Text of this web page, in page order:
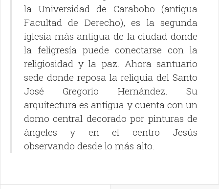
la Universidad de Carabobo (antigua
Facultad de Derecho), es la segunda
iglesia más antigua de la ciudad donde
la feligresía puede conectarse con la
religiosidad y la paz. Ahora santuario
sede donde reposa la reliquia del Santo
José Gregorio Hernández. Su
arquitectura es antigua y cuenta con un
domo central decorado por pinturas de
ángeles y en el centro Jesús
observando desde lo más alto.